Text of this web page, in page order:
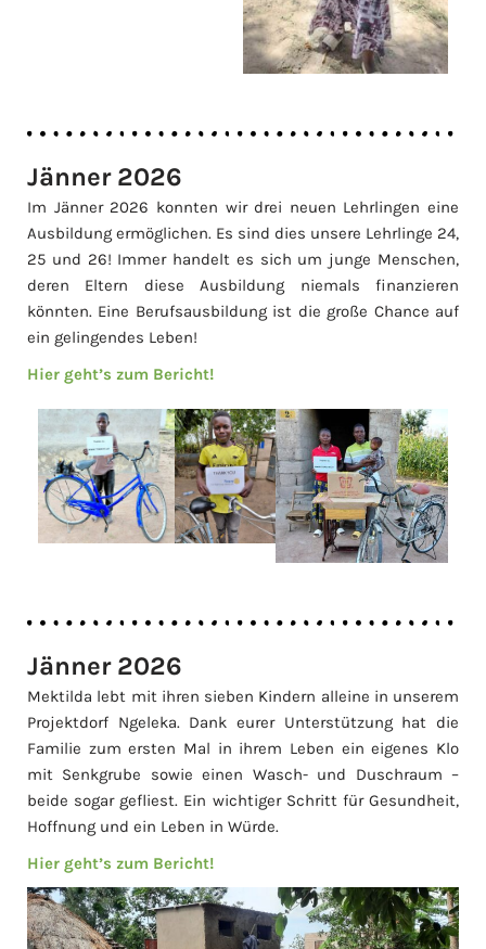
Jänner 2026
Im Jänner 2026 konnten wir drei neuen Lehrlingen eine
Ausbildung ermöglichen. Es sind dies unsere Lehrlinge 24,
25 und 26! Immer handelt es sich um junge Menschen,
deren Eltern diese Ausbildung niemals finanzieren
könnten. Eine Berufsausbildung ist die große Chance auf
ein gelingendes Leben!
Hier geht’s zum Bericht!
Jänner 2026
Mektilda lebt mit ihren sieben Kindern alleine in unserem
Projektdorf Ngeleka. Dank eurer Unterstützung hat die
Familie zum ersten Mal in ihrem Leben ein eigenes Klo
mit Senkgrube sowie einen Wasch- und Duschraum –
beide sogar gefliest. Ein wichtiger Schritt für Gesundheit,
Hoffnung und ein Leben in Würde.
Hier geht’s zum Bericht!